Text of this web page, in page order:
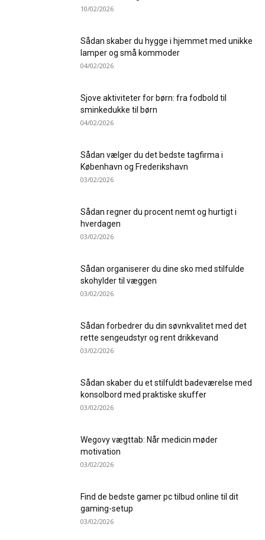
10/02/2026
Sådan skaber du hygge i hjemmet med unikke
lamper og små kommoder
04/02/2026
Sjove aktiviteter for børn: fra fodbold til
sminkedukke til børn
04/02/2026
Sådan vælger du det bedste tagfirma i
København og Frederikshavn
03/02/2026
Sådan regner du procent nemt og hurtigt i
hverdagen
03/02/2026
Sådan organiserer du dine sko med stilfulde
skohylder til væggen
03/02/2026
Sådan forbedrer du din søvnkvalitet med det
rette sengeudstyr og rent drikkevand
03/02/2026
Sådan skaber du et stilfuldt badeværelse med
konsolbord med praktiske skuffer
03/02/2026
Wegovy vægttab: Når medicin møder
motivation
03/02/2026
Find de bedste gamer pc tilbud online til dit
gaming-setup
03/02/2026